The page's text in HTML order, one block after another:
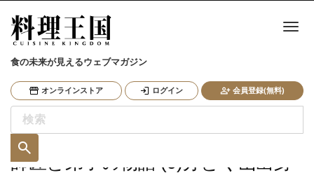
食の未来が見えるウェブマガジン
オンラインストア ログイン 会員登録(無料)
ナ
師匠と弟子の物語 (9)分とく山出身